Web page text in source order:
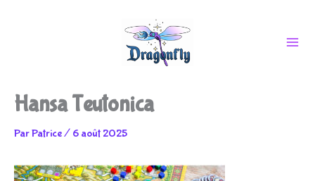
Hansa Teutonica
ParPatrice/ 6 août 2025